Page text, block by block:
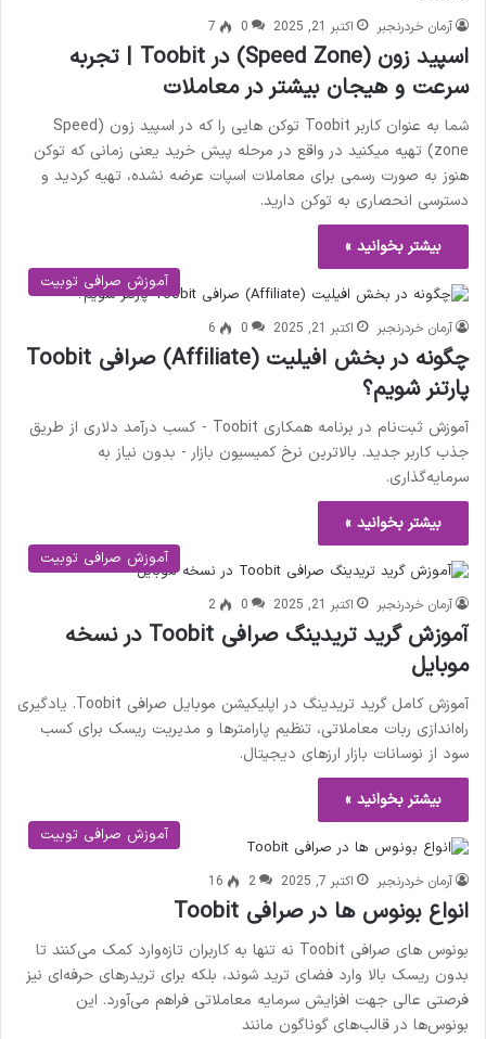
آرمان خردرنجبر اکتبر 21, 2025 0
7
اسپید زون (Speed Zone) در Toobit | تجربه
سرعت و هیجان بیشتر در معاملات
شما به عنوان کاربر Toobit توکن هایی را که در اسپید زون (Speed
zone) تهیه میکنید در واقع در مرحله پیش خرید یعنی زمانی که توکن
هنوز به صورت رسمی برای معاملات اسپات عرضه نشده، تهیه کردید و
دسترسی انحصاری به توکن دارید.
بیشتر بخوانید »
آموزش صرافی توبیت
آرمان خردرنجبر اکتبر 21, 2025 0
6
چگونه در بخش افیلیت (Affiliate) صرافی Toobit
پارتنر شویم؟
آموزش ثبت‌نام در برنامه همکاری Toobit - کسب درآمد دلاری از طریق
جذب کاربر جدید. بالاترین نرخ کمیسیون بازار - بدون نیاز به
سرمایه‌گذاری.
بیشتر بخوانید »
آموزش صرافی توبیت
آرمان خردرنجبر اکتبر 21, 2025 0
2
آموزش گرید تریدینگ صرافی Toobit در نسخه
موبایل
آموزش کامل گرید تریدینگ در اپلیکیشن موبایل صرافی Toobit. یادگیری
راه‌اندازی ربات معاملاتی، تنظیم پارامترها و مدیریت ریسک برای کسب
سود از نوسانات بازار ارزهای دیجیتال.
بیشتر بخوانید »
آموزش صرافی توبیت
آرمان خردرنجبر اکتبر 7, 2025 2
16
انواع بونوس ها در صرافی Toobit
بونوس های صرافی Toobit نه‌ تنها به کاربران تازه‌وارد کمک می‌کنند تا
بدون ریسک بالا وارد فضای ترید شوند، بلکه برای تریدرهای حرفه‌ای نیز
فرصتی عالی جهت افزایش سرمایه معاملاتی فراهم می‌آورد. این
بونوس‌ها در قالب‌های گوناگون مانند